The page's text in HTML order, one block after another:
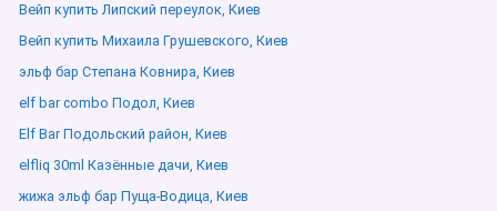
Вейп купить Липский переулок, Киев
Вейп купить Михаила Грушевского, Киев
эльф бар Степана Ковнира, Киев
elf bar combo Подол, Киев
Elf Bar Подольский район, Киев
elfliq 30ml Казённые дачи, Киев
жижа эльф бар Пуща-Водица, Киев